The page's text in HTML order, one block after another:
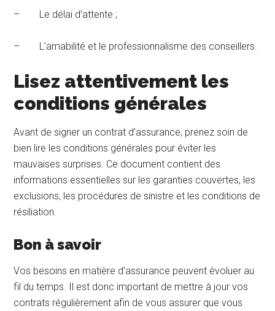
– Le délai d’attente ;
– L’amabilité et le professionnalisme des conseillers.
Lisez attentivement les
conditions générales
Avant de signer un contrat d’assurance, prenez soin de
bien lire les conditions générales pour éviter les
mauvaises surprises. Ce document contient des
informations essentielles sur les garanties couvertes, les
exclusions, les procédures de sinistre et les conditions de
résiliation.
Bon à savoir
Vos besoins en matière d’assurance peuvent évoluer au
fil du temps. Il est donc important de mettre à jour vos
contrats régulièrement afin de vous assurer que vous